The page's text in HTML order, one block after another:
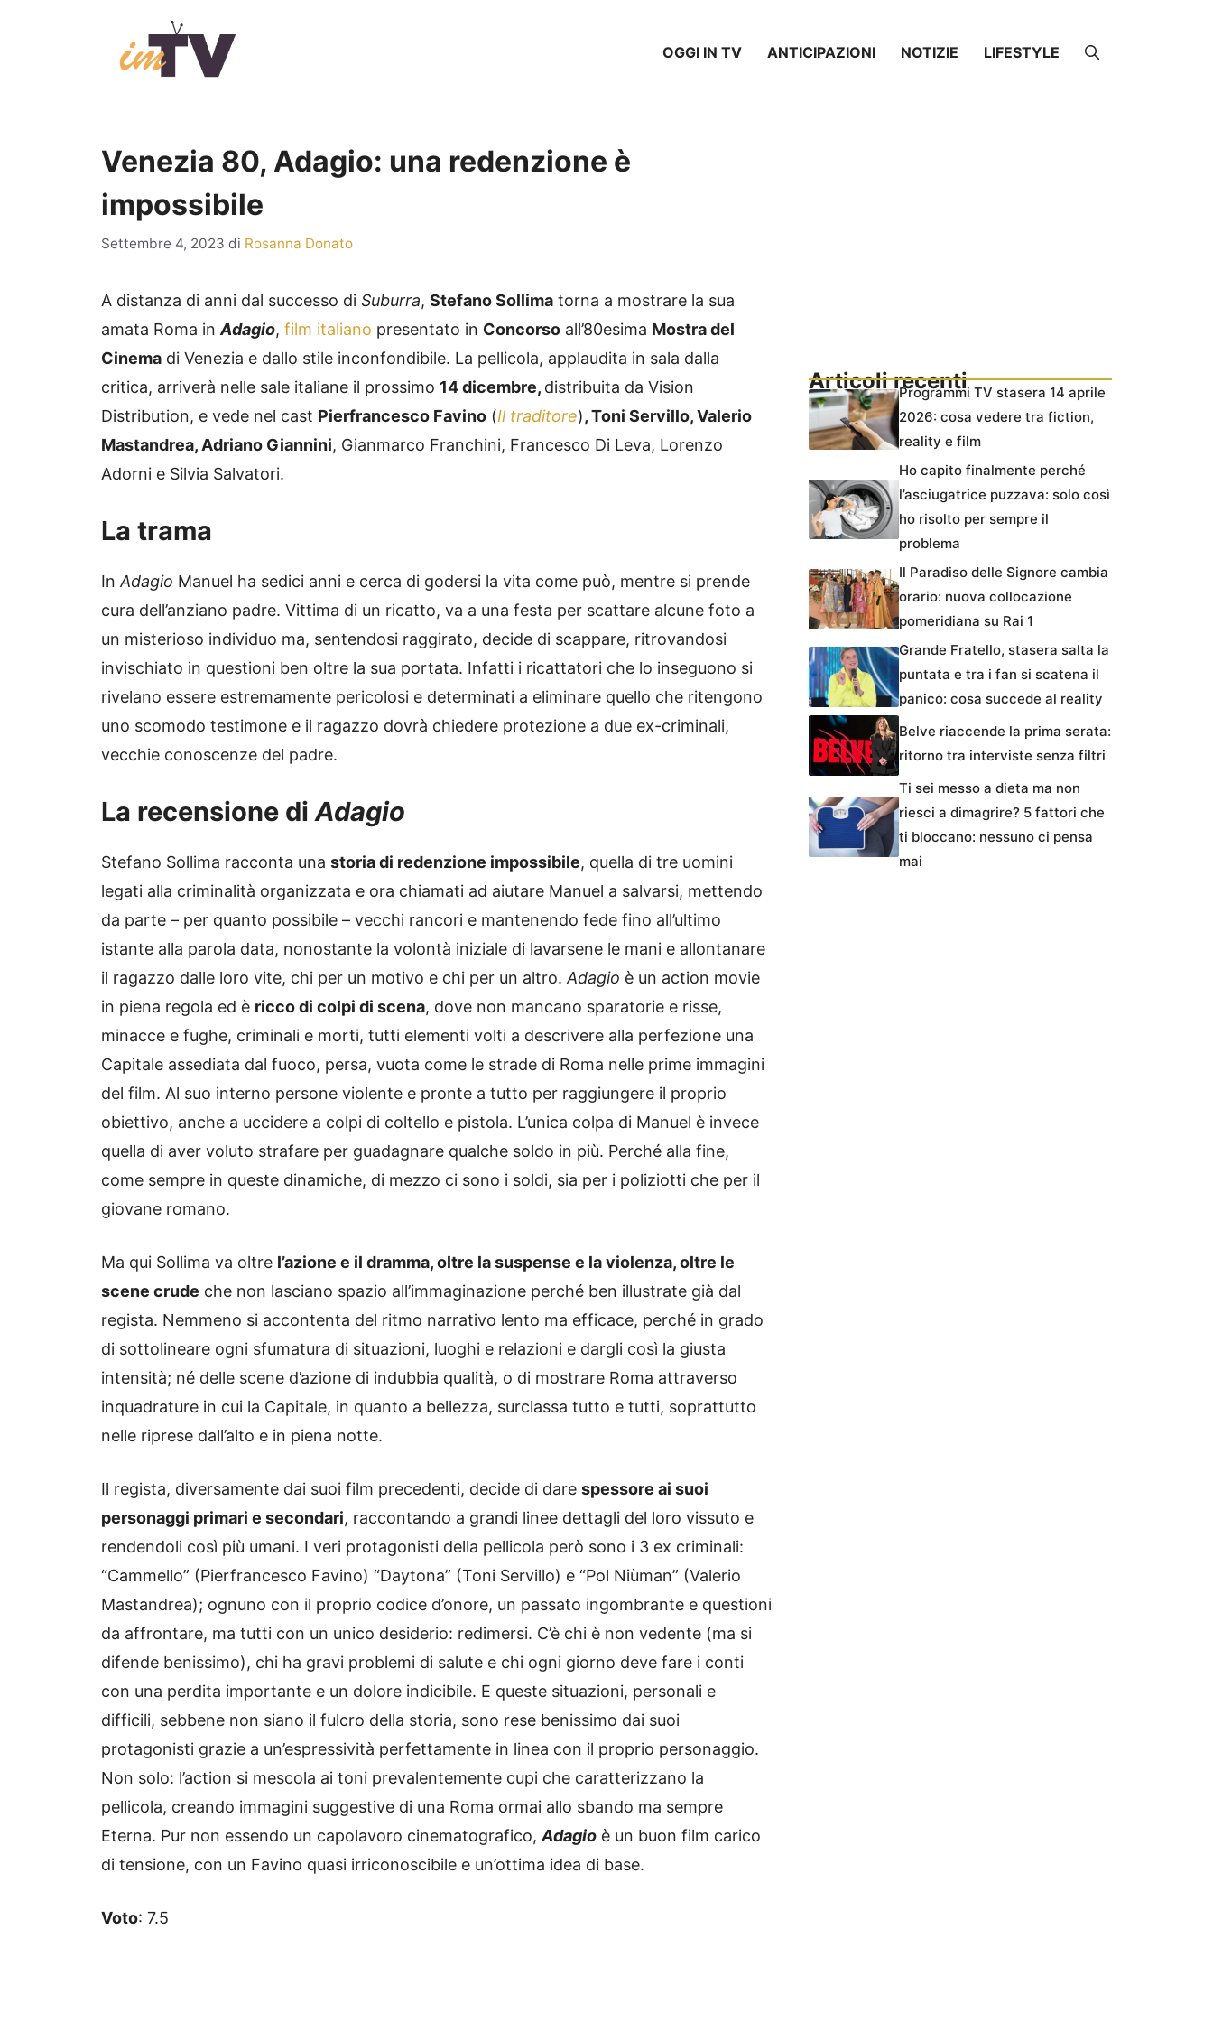
OGGI IN TV ANTICIPAZIONI NOTIZIE LIFESTYLE
Venezia 80, Adagio: una redenzione è
impossibile
Settembre 4, 2023 di Rosanna Donato
A distanza di anni dal successo di Suburra, Stefano Sollima torna a mostrare la sua
amata Roma in Adagio, film italiano presentato in Concorso all’80esima Mostra del
Cinema di Venezia e dallo stile inconfondibile. La pellicola, applaudita in sala dalla
critica, arriverà nelle sale italiane il prossimo 14 dicembre, distribuita da Vision
Distribution, e vede nel cast Pierfrancesco Favino (Il traditore), Toni Servillo, Valerio
Mastandrea, Adriano Giannini, Gianmarco Franchini, Francesco Di Leva, Lorenzo
Adorni e Silvia Salvatori.
La trama
In Adagio Manuel ha sedici anni e cerca di godersi la vita come può, mentre si prende
cura dell’anziano padre. Vittima di un ricatto, va a una festa per scattare alcune foto a
un misterioso individuo ma, sentendosi raggirato, decide di scappare, ritrovandosi
invischiato in questioni ben oltre la sua portata. Infatti i ricattatori che lo inseguono si
rivelano essere estremamente pericolosi e determinati a eliminare quello che ritengono
uno scomodo testimone e il ragazzo dovrà chiedere protezione a due ex-criminali,
vecchie conoscenze del padre.
La recensione diAdagio
Stefano Sollima racconta una storia di redenzione impossibile, quella di tre uomini
legati alla criminalità organizzata e ora chiamati ad aiutare Manuel a salvarsi, mettendo
da parte – per quanto possibile – vecchi rancori e mantenendo fede fino all’ultimo
istante alla parola data, nonostante la volontà iniziale di lavarsene le mani e allontanare
il ragazzo dalle loro vite, chi per un motivo e chi per un altro. Adagio è un action movie
in piena regola ed è ricco di colpi di scena, dove non mancano sparatorie e risse,
minacce e fughe, criminali e morti, tutti elementi volti a descrivere alla perfezione una
Capitale assediata dal fuoco, persa, vuota come le strade di Roma nelle prime immagini
del film. Al suo interno persone violente e pronte a tutto per raggiungere il proprio
obiettivo, anche a uccidere a colpi di coltello e pistola. L’unica colpa di Manuel è invece
quella di aver voluto strafare per guadagnare qualche soldo in più. Perché alla fine,
come sempre in queste dinamiche, di mezzo ci sono i soldi, sia per i poliziotti che per il
giovane romano.
Ma qui Sollima va oltre l’azione e il dramma, oltre la suspense e la violenza, oltre le
scene crude che non lasciano spazio all’immaginazione perché ben illustrate già dal
regista. Nemmeno si accontenta del ritmo narrativo lento ma efficace, perché in grado
di sottolineare ogni sfumatura di situazioni, luoghi e relazioni e dargli così la giusta
intensità; né delle scene d’azione di indubbia qualità, o di mostrare Roma attraverso
inquadrature in cui la Capitale, in quanto a bellezza, surclassa tutto e tutti, soprattutto
nelle riprese dall’alto e in piena notte.
Il regista, diversamente dai suoi film precedenti, decide di dare spessore ai suoi
personaggi primari e secondari, raccontando a grandi linee dettagli del loro vissuto e
rendendoli così più umani. I veri protagonisti della pellicola però sono i 3 ex criminali:
“Cammello” (Pierfrancesco Favino) “Daytona” (Toni Servillo) e “Pol Niùman” (Valerio
Mastandrea); ognuno con il proprio codice d’onore, un passato ingombrante e questioni
da affrontare, ma tutti con un unico desiderio: redimersi. C’è chi è non vedente (ma si
difende benissimo), chi ha gravi problemi di salute e chi ogni giorno deve fare i conti
con una perdita importante e un dolore indicibile. E queste situazioni, personali e
difficili, sebbene non siano il fulcro della storia, sono rese benissimo dai suoi
protagonisti grazie a un’espressività perfettamente in linea con il proprio personaggio.
Non solo: l’action si mescola ai toni prevalentemente cupi che caratterizzano la
pellicola, creando immagini suggestive di una Roma ormai allo sbando ma sempre
Eterna. Pur non essendo un capolavoro cinematografico, Adagio è un buon film carico
di tensione, con un Favino quasi irriconoscibile e un’ottima idea di base.
Voto: 7.5
Articoli recentiProgrammi TV stasera 14 aprile
2026: cosa vedere tra fiction,
reality e film
Ho capito finalmente perché
l’asciugatrice puzzava: solo così
ho risolto per sempre il
problema
Il Paradiso delle Signore cambia
orario: nuova collocazione
pomeridiana su Rai 1
Grande Fratello, stasera salta la
puntata e tra i fan si scatena il
panico: cosa succede al reality
Belve riaccende la prima serata:
ritorno tra interviste senza filtri
Ti sei messo a dieta ma non
riesci a dimagrire? 5 fattori che
ti bloccano: nessuno ci pensa
mai